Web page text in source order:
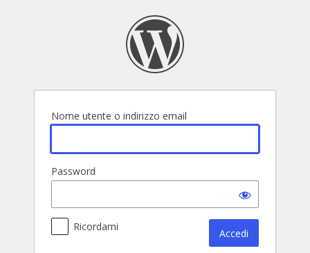
Nome utente o indirizzo email
Password
Ricordami